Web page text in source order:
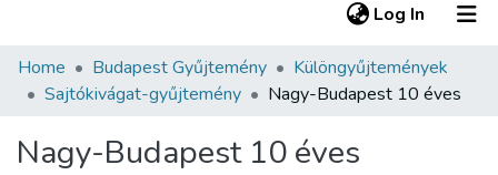
Log In (current)
Communities & Collections
Statistics
Home Budapest Gyűjtemény
Különgyűjtemények
Sajtókivágat-gyűjtemény
Nagy-Budapest 10 éves
Nagy-Budapest 10 éves